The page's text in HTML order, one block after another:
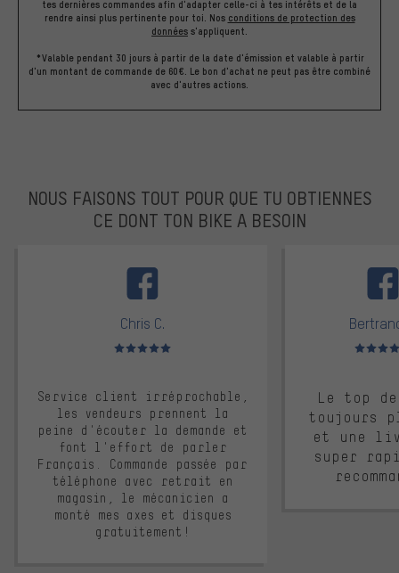
tes dernières commandes afin d'adapter celle-ci à tes intérêts et de la
rendre ainsi plus pertinente pour toi. Nos conditions de protection des
données s'appliquent.
*Valable pendant 30 jours à partir de la date d'émission et valable à partir
d'un montant de commande de 60€. Le bon d'achat ne peut pas être combiné
avec d'autres actions.
NOUS FAISONS TOUT POUR QUE TU OBTIENNES
CE DONT TON BIKE A BESOIN
Chris C.
Note moyenne : 5 sur 5
Service client irréprochable,
les vendeurs prennent la
peine d'écouter la demande et
font l'effort de parler
Français. Commande passée par
téléphone avec retrait en
magasin, le mécanicien a
monté mes axes et disques
gratuitement!
Note
Le top
toujours
et une
super